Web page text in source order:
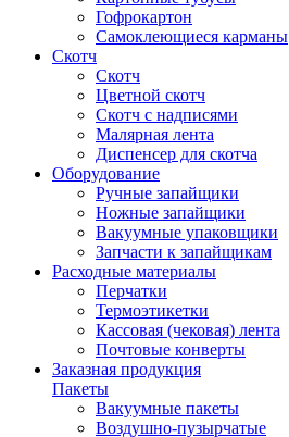
Гофрокартон
Самоклеющиеся карманы
Скотч
Скотч
Цветной скотч
Скотч с надписями
Малярная лента
Диспенсер для скотча
Оборудование
Ручные запайщики
Ножные запайщики
Вакуумные упаковщики
Запчасти к запайщикам
Расходные материалы
Перчатки
Термоэтикетки
Кассовая (чековая) лента
Почтовые конверты
Заказная продукция
Пакеты
Вакуумные пакеты
Воздушно-пузырчатые